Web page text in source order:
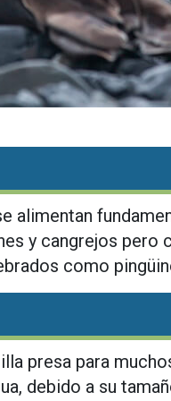
alimentan
y cangrejos pero
como
presa para
debido a su